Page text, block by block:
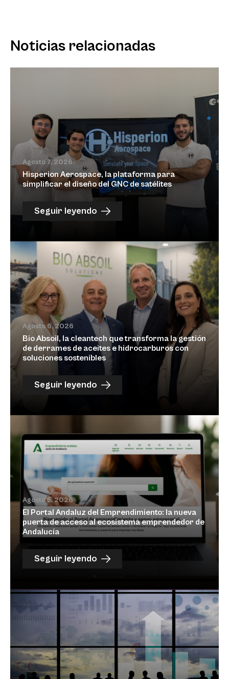
Noticias relacionadas
Agosto 7, 2026
Hisperion Aerospace, la plataforma para
simplificar el diseño del GNC de satélites
Seguir leyendo
Agosto 6, 2026
Bio Absoil, la cleantech que transforma la gestión
de derrames de aceites e hidrocarburos con
soluciones sostenibles
Seguir leyendo
Agosto 5, 2026
El Portal Andaluz del Emprendimiento: la nueva
puerta de acceso al ecosistema emprendedor de
Andalucía
Seguir leyendo